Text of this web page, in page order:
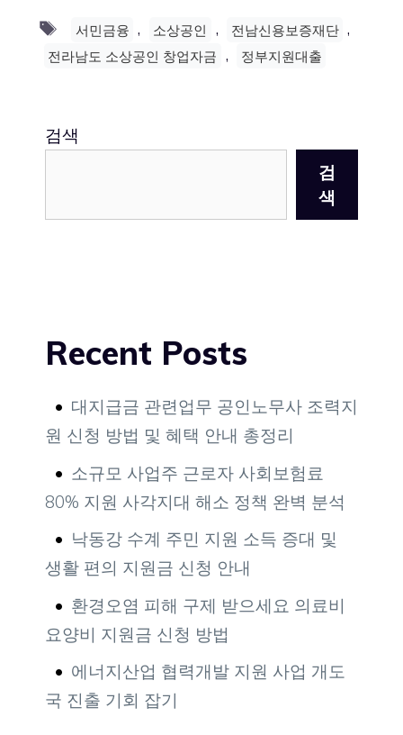
Tags
서민금융 , 소상공인 , 전남신용보증재단 ,
전라남도 소상공인 창업자금 , 정부지원대출
검색
검
색
Recent Posts
대지급금 관련업무 공인노무사 조력지
원 신청 방법 및 혜택 안내 총정리
소규모 사업주 근로자 사회보험료
80% 지원 사각지대 해소 정책 완벽 분석
낙동강 수계 주민 지원 소득 증대 및
생활 편의 지원금 신청 안내
환경오염 피해 구제 받으세요 의료비
요양비 지원금 신청 방법
에너지산업 협력개발 지원 사업 개도
국 진출 기회 잡기